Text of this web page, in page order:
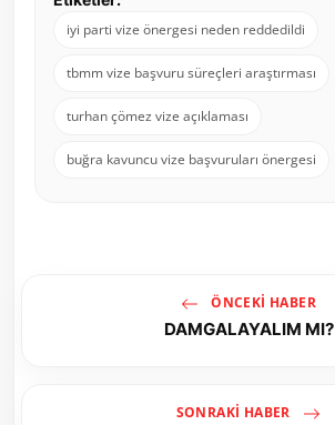
iyi parti vize önergesi neden reddedildi
tbmm vize başvuru süreçleri araştırması
turhan çömez vize açıklaması
buğra kavuncu vize başvuruları önergesi
ÖNCEKI HABER
DAMGALAYALIM MI?
SONRAKI HABER